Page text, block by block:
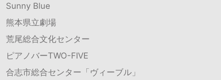
Sunny Blue
熊本県立劇場
荒尾総合文化センター
ピアノバーTWO-FIVE
合志市総合センター「ヴィーブル」